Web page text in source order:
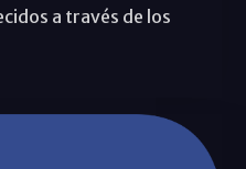
a través de los